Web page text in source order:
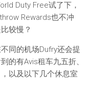
Duty Free试了下，
Rewards也不冲
较慢？
同的机场Dufry还会提
的有Avis租车九五折、
以及以下几个休息室